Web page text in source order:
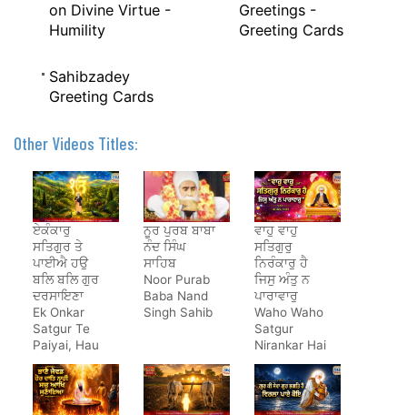
on Divine Virtue -
Humility
Greetings -
Greeting Cards
Sahibzadey
Greeting Cards
Other Videos Titles:
ਏਕੰਕਾਰੁ
ਸਤਿਗੁਰ ਤੇ
ਪਾਈਐ ਹਉ
ਬਲਿ ਬਲਿ ਗੁਰ
ਦਰਸਾਇਣਾ
Ek Onkar
Satgur Te
Paiyai, Hau
Bal Bal Gur
Darsayena
ਨੂਰ ਪੁਰਬ ਬਾਬਾ
ਨੰਦ ਸਿੰਘ
ਸਾਹਿਬ
Noor Purab
Baba Nand
Singh Sahib
ਵਾਹੁ ਵਾਹੁ
ਸਤਿਗੁਰੁ
ਨਿਰੰਕਾਰੁ ਹੈ
ਜਿਸੁ ਅੰਤੁ ਨ
ਪਾਰਾਵਾਰੁ
Waho Waho
Satgur
Nirankar Hai